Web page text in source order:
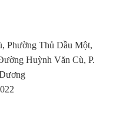
Phường Thủ Dầu Một,
Huỳnh Văn Cù, P.